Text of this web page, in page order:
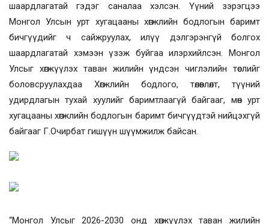
шаардлагатай гэдэг саналаа хэлсэн. Үүний зэрэгцээ
Монгол Улсын урт хугацааны хөгжлийн бодлогын баримт
бичгүүдийг ч сайжруулах, илүү дэлгэрэнгүй болгох
шаардлагатай хэмээн үзэж буйгаа илэрхийлсэн. Монгол
Улсыг хөгжүүлэх таван жилийн үндсэн чиглэлийн төслийг
боловсруулахдаа Хөгжлийн бодлого, төлөвлөлт, түүний
удирдлагын тухай хуулийг баримтлаагүй байгааг, мөн урт
хугацааны хөгжлийн бодлогын баримт бичгүүдтэй нийцэхгүй
байгааг Г.Очирбат гишүүн шүүмжилж байсан.
“Монгол Улсыг 2026-2030 онд хөгжүүлэх таван жилийн